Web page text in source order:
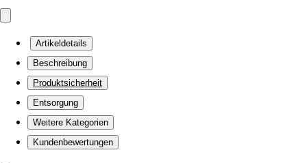
Artikeldetails
Beschreibung
Produktsicherheit
Entsorgung
Weitere Kategorien
Kundenbewertungen